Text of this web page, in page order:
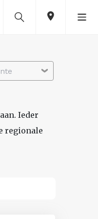
Ieder
regionale